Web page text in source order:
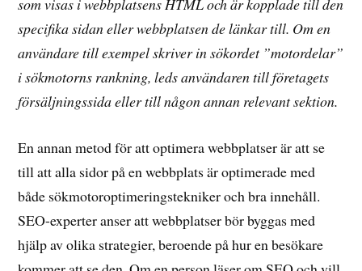
som visas i webbplatsens HTML och är kopplade till den
specifika sidan eller webbplatsen de länkar till. Om en
användare till exempel skriver in sökordet ”motordelar”
i sökmotorns rankning, leds användaren till företagets
försäljningssida eller till någon annan relevant sektion.
En annan metod för att optimera webbplatser är att se
till att alla sidor på en webbplats är optimerade med
både sökmotoroptimeringstekniker och bra innehåll.
SEO-experter anser att webbplatser bör byggas med
hjälp av olika strategier, beroende på hur en besökare